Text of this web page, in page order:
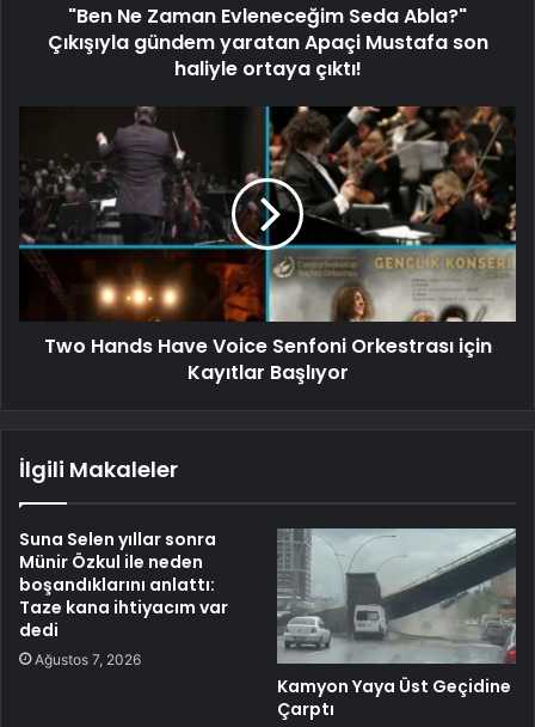
"Ben Ne Zaman Evleneceğim Seda Abla?"
Çıkışıyla gündem yaratan Apaçi Mustafa son
haliyle ortaya çıktı!
Two Hands Have Voice Senfoni Orkestrası için
Kayıtlar Başlıyor
İlgili Makaleler
Suna Selen yıllar sonra
Münir Özkul ile neden
boşandıklarını anlattı:
Taze kana ihtiyacım var
dedi
Ağustos 7, 2026
Kamyon Yaya Üst Geçidine
Çarptı